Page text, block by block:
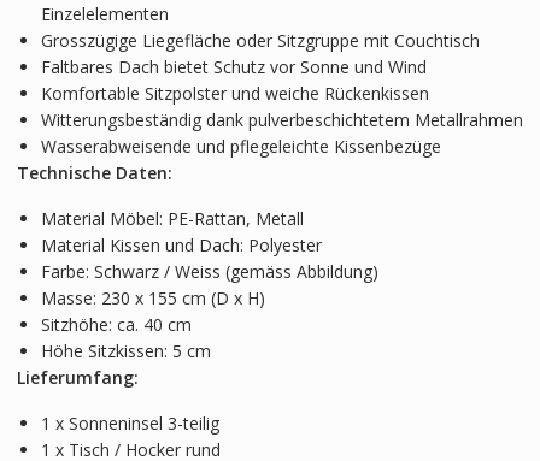
Einzelelementen
Grosszügige Liegefläche oder Sitzgruppe mit Couchtisch
Faltbares Dach bietet Schutz vor Sonne und Wind
Komfortable Sitzpolster und weiche Rückenkissen
Witterungsbeständig dank pulverbeschichtetem Metallrahmen
Wasserabweisende und pflegeleichte Kissenbezüge
Technische Daten:
Material Möbel: PE-Rattan, Metall
Material Kissen und Dach: Polyester
Farbe: Schwarz / Weiss (gemäss Abbildung)
Masse: 230 x 155 cm (D x H)
Sitzhöhe: ca. 40 cm
Höhe Sitzkissen: 5 cm
Lieferumfang:
1 x Sonneninsel 3-teilig
1 x Tisch / Hocker rund